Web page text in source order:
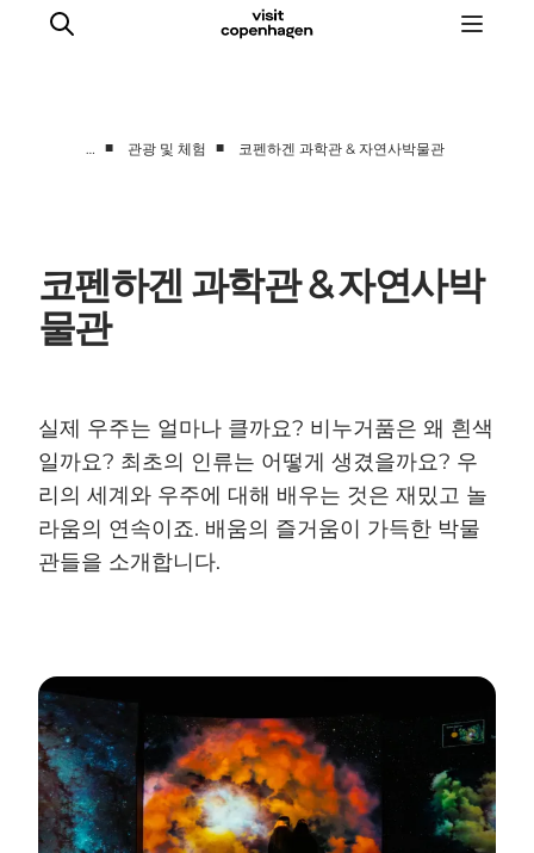
… ■ 관광 및 체험 ■ 코펜하겐 과학관 & 자연사박물관
코펜하겐 과학관 & 자연사박
물관
실제 우주는 얼마나 클까요? 비누거품은 왜 흰색
일까요? 최초의 인류는 어떻게 생겼을까요? 우
리의 세계와 우주에 대해 배우는 것은 재밌고 놀
라움의 연속이죠. 배움의 즐거움이 가득한 박물
관들을 소개합니다.